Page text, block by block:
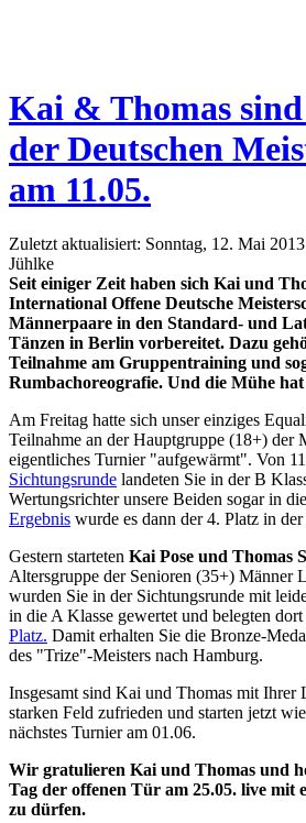
Kai & Thomas
der Deutschen
am 11.05.
Zuletzt aktualisiert: Sonntag, 12. Mai 2013
Jühlke
Seit einiger Zeit haben sich Kai und
International Offene Deutsche
Männerpaare in den Standard- und
Tänzen in Berlin vorbereitet. Dazu
Teilnahme am Gruppentraining und
Rumbachoreografie. Und die Mühe hat
Am Freitag hatte sich unser einziges
Teilnahme an der Hauptgruppe (18+) der
eigentliches Turnier "aufgewärmt". Von
Sichtungsrunde landeten Sie in der B
Wertungsrichter unsere Beiden sogar in
Ergebnis wurde es dann der 4. Platz in
Gestern starteten Kai Pose und Thomas
Altersgruppe der Senioren (35+) Männer
wurden Sie in der Sichtungsrunde mit
in die A Klasse gewertet und belegten dort
Platz. Damit erhalten Sie die Bronze-
des "Trize"-Meisters nach Hamburg.
Insgesamt sind Kai und Thomas mit Ihrer
starken Feld zufrieden und starten jetzt
nächstes Turnier am 01.06.
Wir gratulieren Kai und Thomas und
Tag der offenen Tür am 25.05. live mit
zu dürfen.